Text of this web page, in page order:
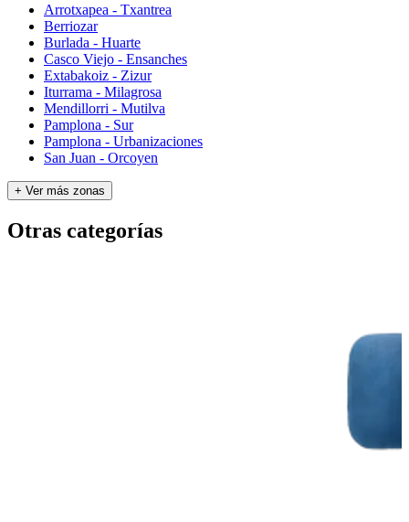
Arrotxapea - Txantrea
Berriozar
Burlada - Huarte
Casco Viejo - Ensanches
Extabakoiz - Zizur
Iturrama - Milagrosa
Mendillorri - Mutilva
Pamplona - Sur
Pamplona - Urbanizaciones
San Juan - Orcoyen
+ Ver más zonas
Otras categorías